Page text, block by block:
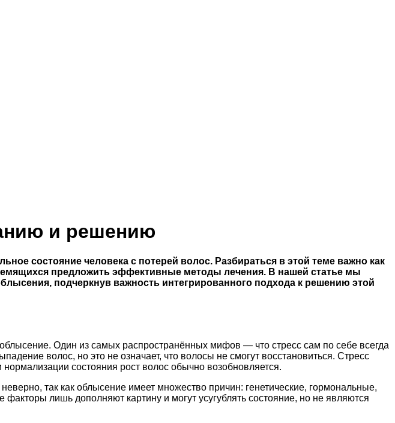
и решению
состояние человека с потерей волос. Разбираться в этой теме важно как
предложить эффективные методы лечения. В нашей статье мы
подчеркнув важность интегрированного подхода к решению этой
Один из самых распространённых мифов — что стресс сам по себе всегда
волос, но это не означает, что волосы не смогут восстановиться. Стресс
состояния рост волос обычно возобновляется.
так как облысение имеет множество причин: генетические, гормональные,
лишь дополняют картину и могут усугублять состояние, но не являются